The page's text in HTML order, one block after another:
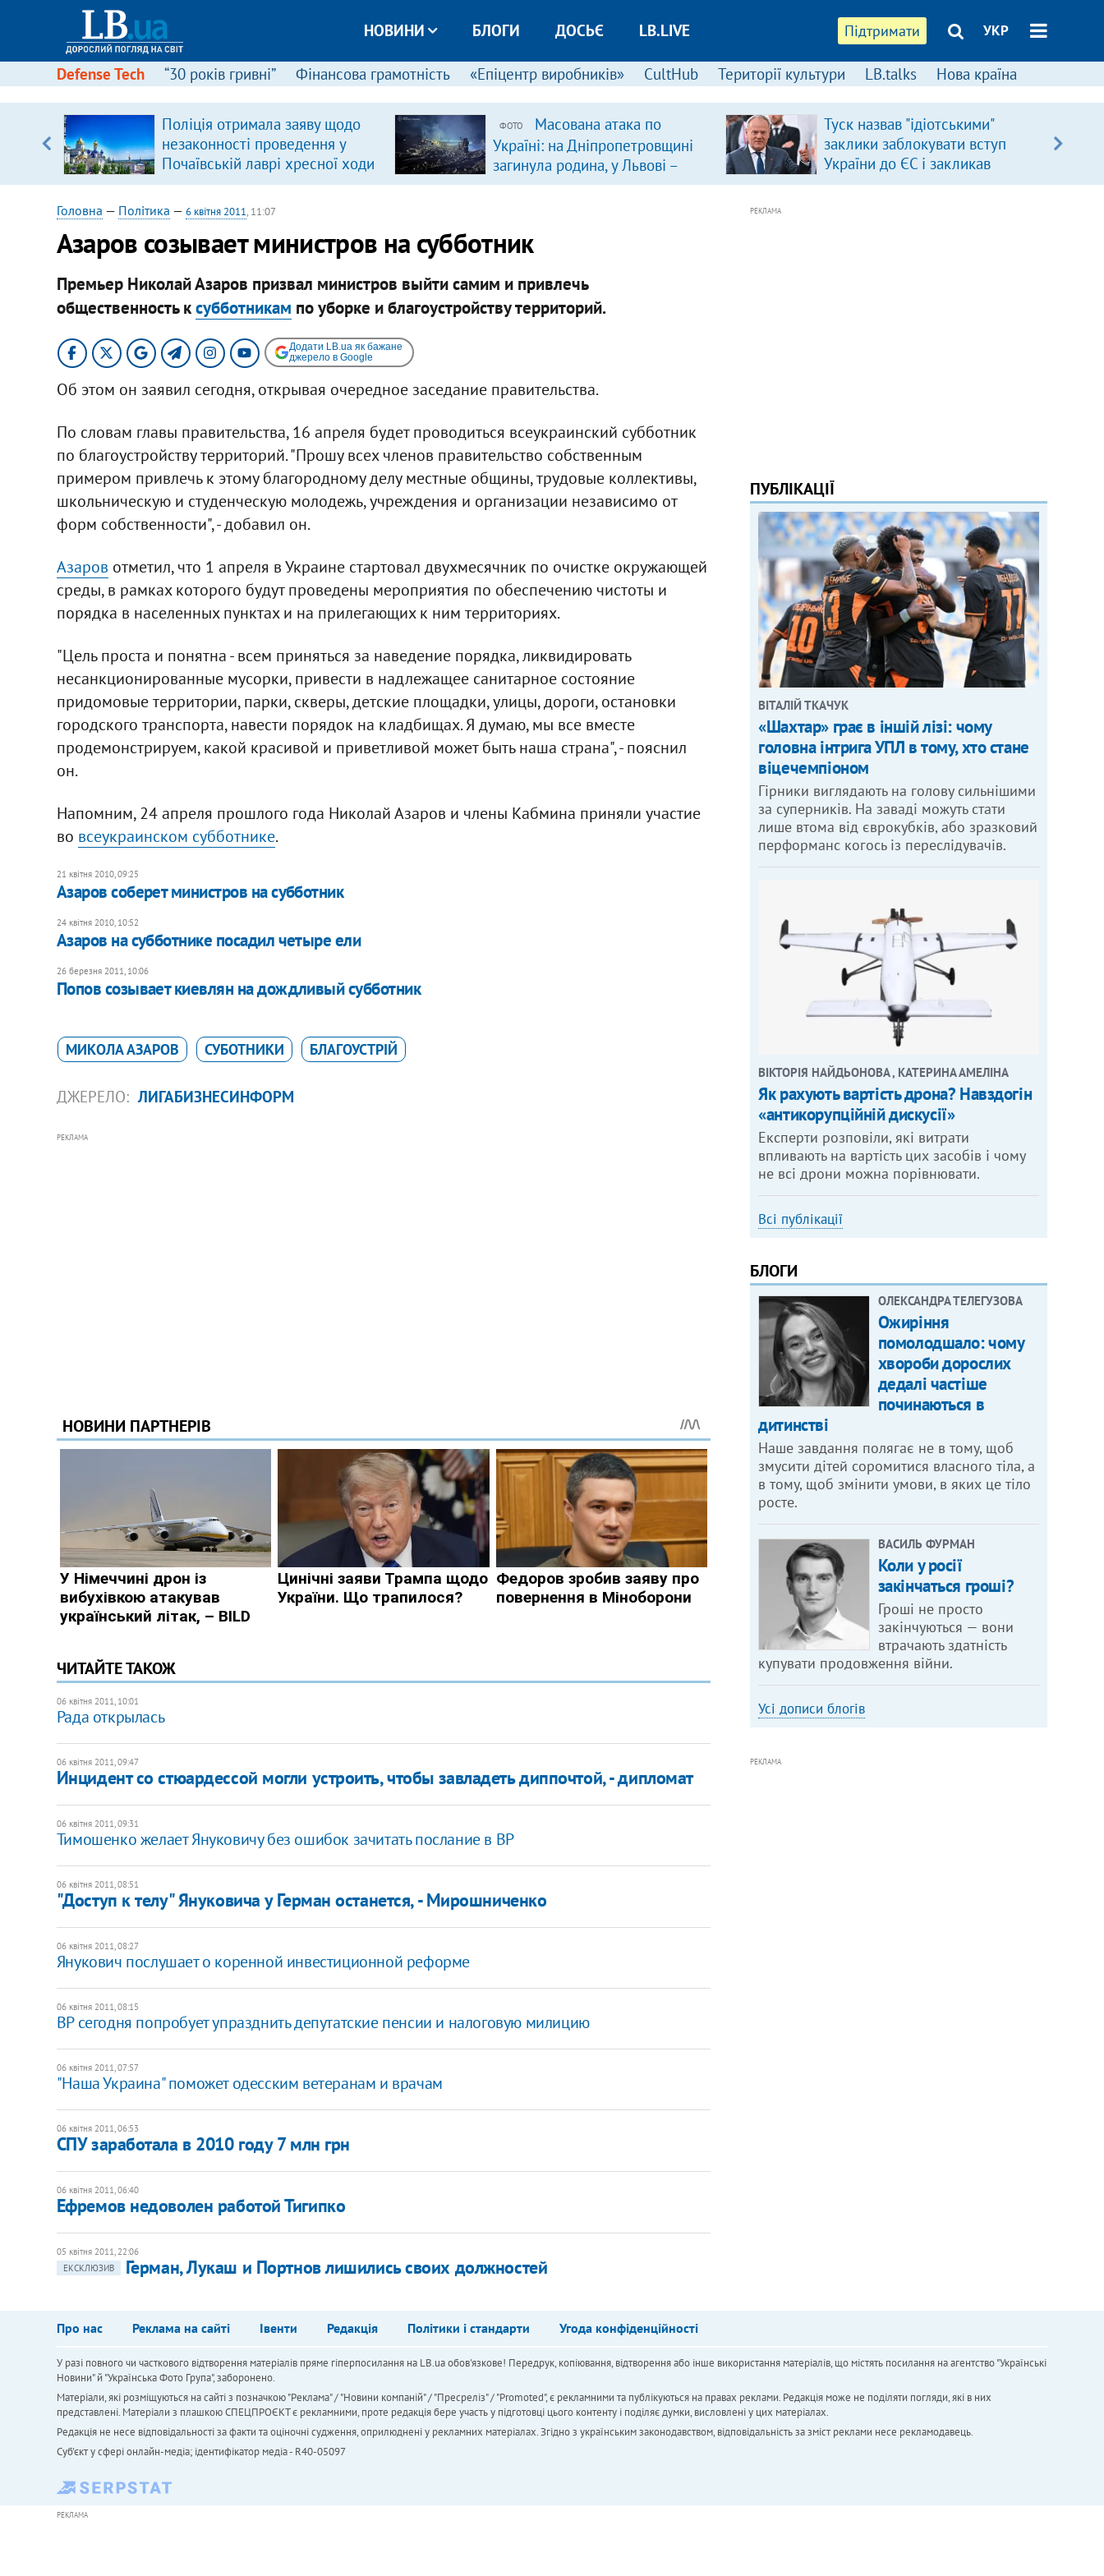
Підтримати УКР
НОВИНИ БЛОГИ ДОСЬЄ LB.LIVE
Defense Tech “30 років гривні” Фінансова грамотність «Епіцентр виробників» CultHub Території культури LB.talks Нова країна
Поліція отримала заяву щодо
незаконності проведення у
Почаївській лаврі хресної ходи
ФОТО
Масована атака по
Україні: на Дніпропетровщині
загинула родина, у Львові –
удар по багатоповерхівках
Туск назвав "ідіотськими"
заклики заблокувати вступ
України до ЄС і закликав
припинити антиукраїнську
Головна — Політика — 6 квітня 2011, 11:07
Азаров созывает министров на субботник
Премьер Николай Азаров призвал министров выйти самим и привлечь
общественность ксубботникам по уборке и благоустройству территорий.
Додати LB.ua як бажане
джерело в Google
Об этом он заявил сегодня, открывая очередное заседание правительства.
По словам главы правительства, 16 апреля будет проводиться всеукраинский субботник
по благоустройству территорий. "Прошу всех членов правительство собственным
примером привлечь к этому благородному делу местные общины, трудовые коллективы,
школьническую и студенческую молодежь, учреждения и организации независимо от
форм собственности", - добавил он.
Азаров отметил, что 1 апреля в Украине стартовал двухмесячник по очистке окружающей
среды, в рамках которого будут проведены мероприятия по обеспечению чистоты и
порядка в населенных пунктах и на прилегающих к ним территориях.
"Цель проста и понятна - всем приняться за наведение порядка, ликвидировать
несанкционированные мусорки, привести в надлежащее санитарное состояние
придомовые территории, парки, скверы, детские площадки, улицы, дороги, остановки
городского транспорта, навести порядок на кладбищах. Я думаю, мы все вместе
продемонстрируем, какой красивой и приветливой может быть наша страна", - пояснил
он.
Напомним, 24 апреля прошлого года Николай Азаров и члены Кабмина приняли участие
во всеукраинском субботнике.
21 квітня 2010, 09:25
Азаров соберет министров на субботник
24 квітня 2010, 10:52
Азаров на субботнике посадил четыре ели
26 березня 2011, 10:06
Попов созывает киевлян на дождливый субботник
МИКОЛА АЗАРОВ СУБОТНИКИ БЛАГОУСТРІЙ
ДЖЕРЕЛО: ЛИГАБИЗНЕСИНФОРМ
РЕКЛАМА
ЧИТАЙТЕ ТАКОЖ
06 квітня 2011, 10:01
Рада открылась
06 квітня 2011, 09:47
Инцидент со стюардессой могли устроить, чтобы завладеть диппочтой, - дипломат
06 квітня 2011, 09:31
Тимошенко желает Януковичу без ошибок зачитать послание в ВР
06 квітня 2011, 08:51
"Доступ к телу" Януковича у Герман останется, - Мирошниченко
06 квітня 2011, 08:27
Янукович послушает о коренной инвестиционной реформе
06 квітня 2011, 08:15
ВР сегодня попробует упразднить депутатские пенсии и налоговую милицию
06 квітня 2011, 07:57
"Наша Украина" поможет одесским ветеранам и врачам
06 квітня 2011, 06:53
СПУ заработала в 2010 году 7 млн грн
06 квітня 2011, 06:40
Ефремов недоволен работой Тигипко
05 квітня 2011, 22:06
ЕКСКЛЮЗИВ
Герман, Лукаш и Портнов лишились своих должностей
РЕКЛАМА
ПУБЛІКАЦІЇ
ВІТАЛІЙ ТКАЧУК
«Шахтар» грає в іншій лізі: чому
головна інтрига УПЛ в тому, хто стане
віцечемпіоном
Гірники виглядають на голову сильнішими
за суперників. На заваді можуть стати
лише втома від єврокубків, або зразковий
перформанс когось із переслідувачів.
ВІКТОРІЯ НАЙДЬОНОВА , КАТЕРИНА АМЕЛІНА
Як рахують вартість дрона? Навздогін
«антикорупційній дискусії»
Експерти розповіли, які витрати
впливають на вартість цих засобів і чому
не всі дрони можна порівнювати.
Всі публікації
БЛОГИ
ОЛЕКСАНДРА ТЕЛЕГУЗОВА
Ожиріння
помолодшало: чому
хвороби дорослих
дедалі частіше
починаються в
дитинстві
Наше завдання полягає не в тому, щоб
змусити дітей соромитися власного тіла, а
в тому, щоб змінити умови, в яких це тіло
росте.
ВАСИЛЬ ФУРМАН
Коли у росії
закінчаться гроші?
Гроші не просто
закінчуються — вони
втрачають здатність
купувати продовження війни.
Усі дописи блогів
РЕКЛАМА
Про нас Реклама на сайті Івенти Редакція Політики і стандарти Угода конфіденційності
У разі повного чи часткового відтворення матеріалів пряме гіперпосилання на LB.ua обов'язкове! Передрук, копіювання, відтворення або інше використання матеріалів, що містять посилання на агентство "Українськi
Новини" й "Українська Фото Група", заборонено.
Матеріали, які розміщуються на сайті з позначкою "Реклама" / "Новини компаній" / "Пресреліз" / "Promoted", є рекламними та публікуються на правах реклами. Редакція може не поділяти погляди, які в них
представлені. Матеріали з плашкою СПЕЦПРОЄКТ є рекламними, проте редакція бере участь у підготовці цього контенту і поділяє думки, висловлені у цих матеріалах.
Редакція не несе відповідальності за факти та оціночні судження, оприлюднені у рекламних матеріалах. Згідно з українським законодавством, відповідальність за зміст реклами несе рекламодавець.
Cуб'єкт у сфері онлайн-медіа; ідентифікатор медіа - R40-05097
РЕКЛАМА